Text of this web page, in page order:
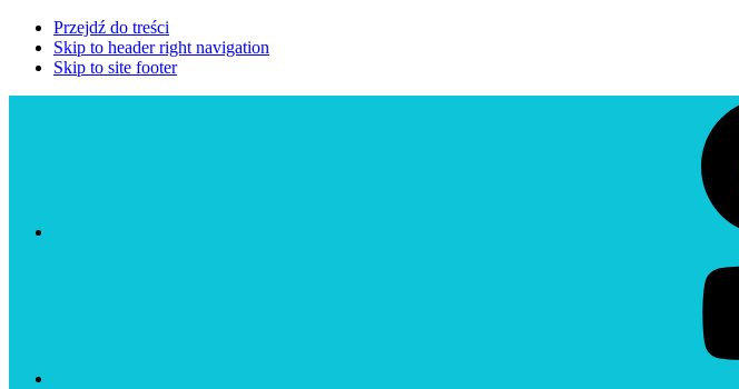
Przejdź do treści
Skip to header right navigation
Skip to site footer